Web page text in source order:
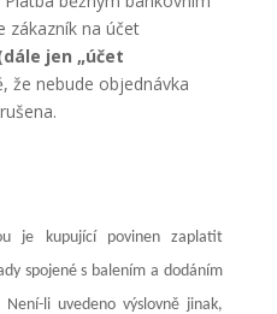
zákazník na účet
jen „účet
že nebude objednávka
je kupující povinen zaplatit
spojené s balením a dodáním
li uvedeno výslovně jinak,